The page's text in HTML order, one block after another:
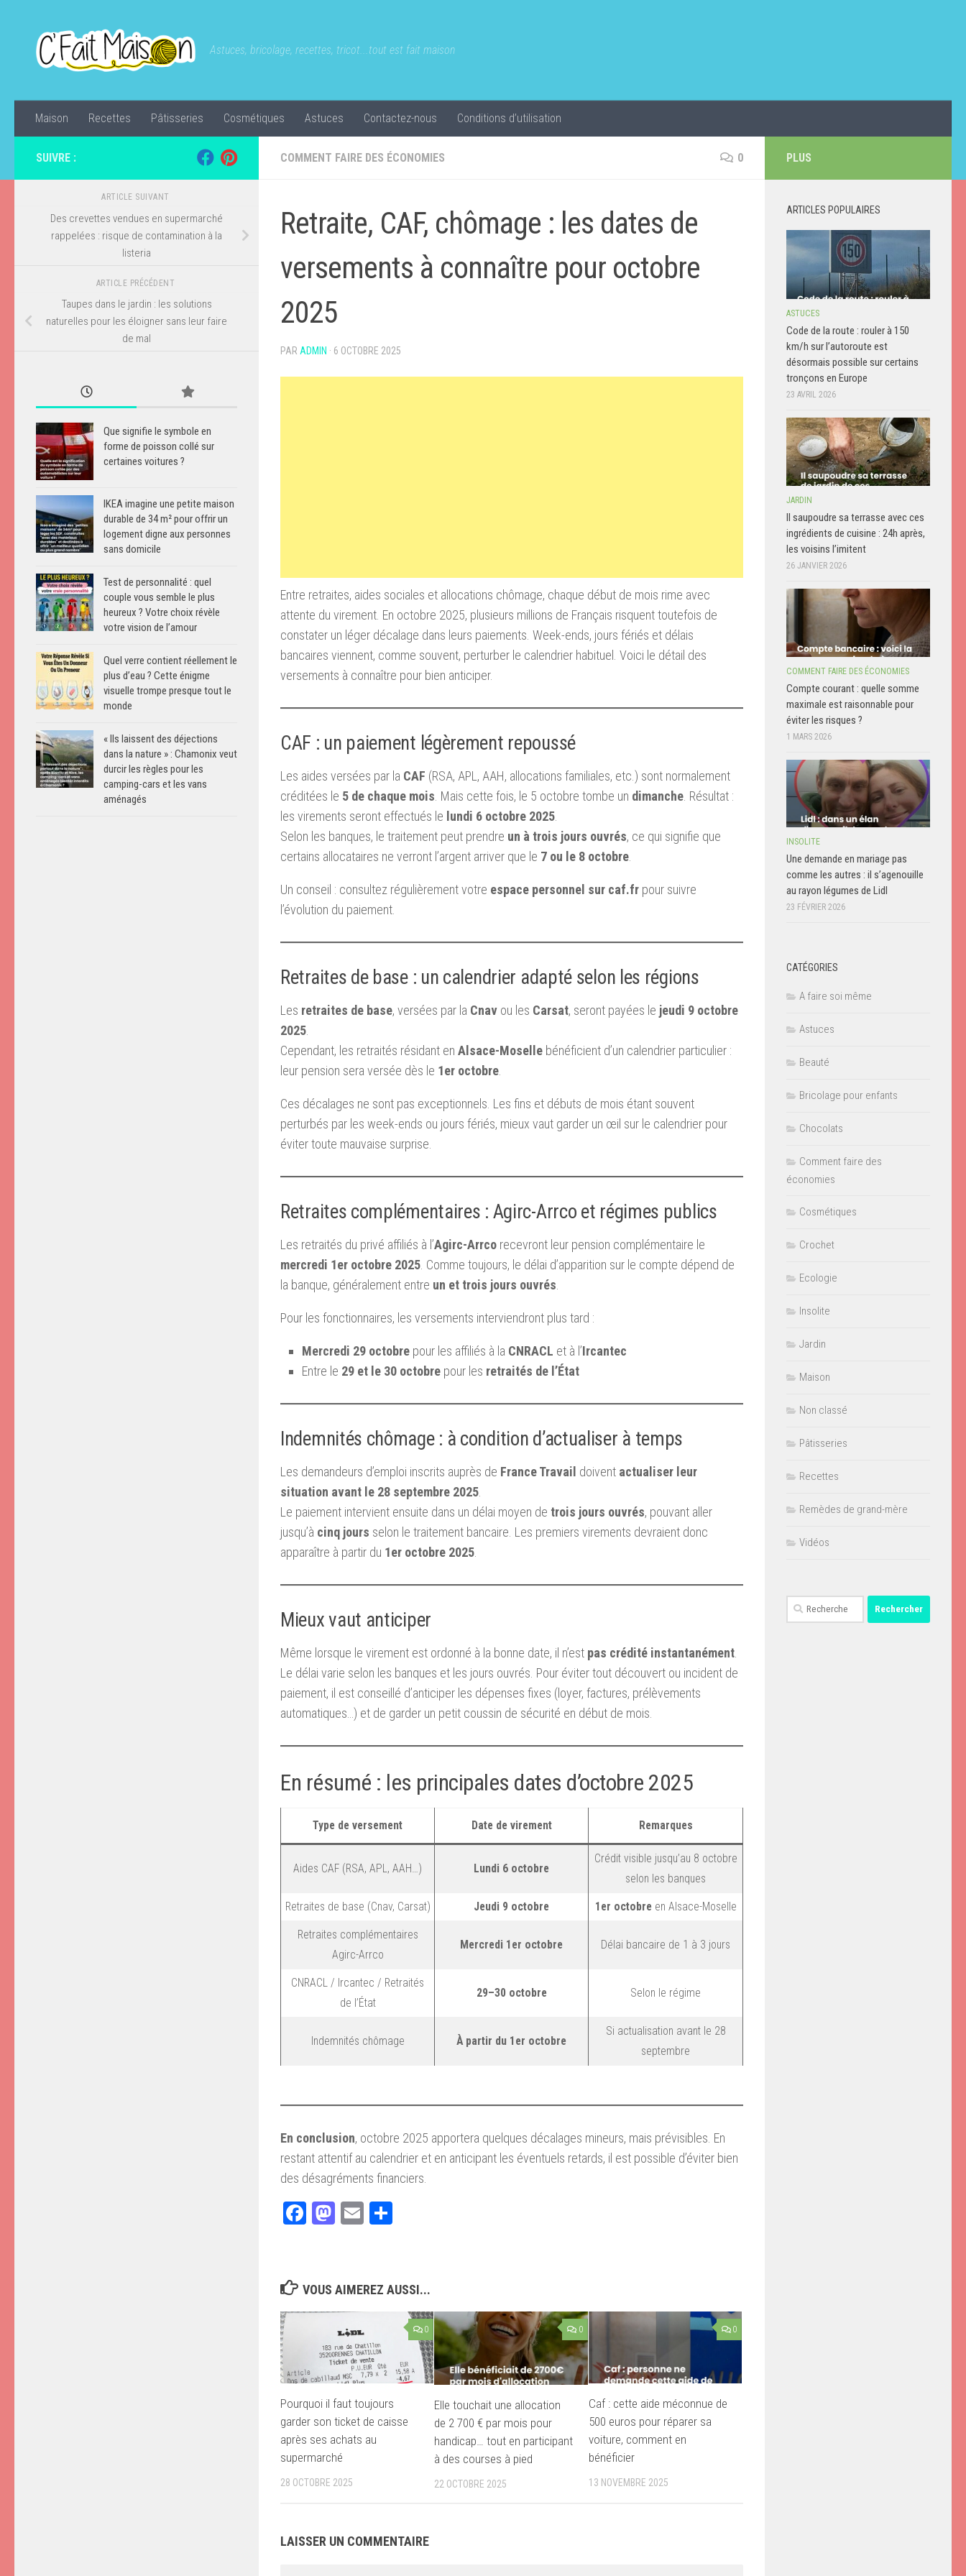
Astuces, bricolage, recettes, tricot...tout est fait maison
Maison Recettes Pâtisseries Cosmétiques Astuces Contactez-nous Conditions d’utilisation
COMMENT FAIRE DES ÉCONOMIES 0
Retraite, CAF, chômage : les dates de
versements à connaître pour octobre
2025
PAR ADMIN · 6 OCTOBRE 2025
Entre retraites, aides sociales et allocations chômage, chaque début de mois rime avec
attente du virement. En octobre 2025, plusieurs millions de Français risquent toutefois de
constater un léger décalage dans leurs paiements. Week-ends, jours fériés et délais
bancaires viennent, comme souvent, perturber le calendrier habituel. Voici le détail des
versements à connaître pour bien anticiper.
CAF : un paiement légèrement repoussé
Les aides versées par la CAF (RSA, APL, AAH, allocations familiales, etc.) sont normalement
créditées le 5 de chaque mois . Mais cette fois, le 5 octobre tombe un dimanche . Résultat :
les virements seront effectués le lundi 6 octobre 2025
Selon les banques, le traitement peut prendre un à trois jours ouvrés, ce qui signifie que
certains allocataires ne verront l’argent arriver que le 7 ou le 8 octobre
Un conseil : consultez régulièrement votre espace personnel sur caf.fr pour suivre
l’évolution du paiement.
Retraites de base : un calendrier adapté selon les régions
Les retraites de base, versées par la Cnav ou les Carsat, seront payées le jeudi 9 octobre
2025
Cependant, les retraités résidant en Alsace-Moselle bénéficient d’un calendrier particulier :
leur pension sera versée dès le 1er octobre
Ces décalages ne sont pas exceptionnels. Les fins et débuts de mois étant souvent
perturbés par les week-ends ou jours fériés, mieux vaut garder un œil sur le calendrier pour
éviter toute mauvaise surprise.
Retraites complémentaires : Agirc-Arrco et régimes publics
Les retraités du privé affiliés à l’Agirc-Arrco recevront leur pension complémentaire le
mercredi 1er octobre 2025 . Comme toujours, le délai d’apparition sur le compte dépend de
la banque, généralement entre un et trois jours ouvrés
Pour les fonctionnaires, les versements interviendront plus tard :
Mercredi 29 octobre pour les affiliés à la CNRACL et à l’Ircantec
Entre le 29 et le 30 octobre pour les retraités de l’État
Indemnités chômage : à condition d’actualiser à temps
Les demandeurs d’emploi inscrits auprès de France Travail doivent actualiser leur
situation avant le 28 septembre 2025
Le paiement intervient ensuite dans un délai moyen de trois jours ouvrés, pouvant aller
jusqu’à cinq jours selon le traitement bancaire. Les premiers virements devraient donc
apparaître à partir du 1er octobre 2025
Mieux vaut anticiper
Même lorsque le virement est ordonné à la bonne date, il n’est pas crédité instantanément
Le délai varie selon les banques et les jours ouvrés. Pour éviter tout découvert ou incident de
paiement, il est conseillé d’anticiper les dépenses fixes (loyer, factures, prélèvements
automatiques…) et de garder un petit coussin de sécurité en début de mois.
En résumé : les principales dates d’octobre 2025
Type de versement Date de virement Remarques
Aides CAF (RSA, APL, AAH…) Lundi 6 octobre
Crédit visible jusqu’au 8 octobre
selon les banques
Retraites de base (Cnav, Carsat) Jeudi 9 octobre 1er octobreen Alsace-Moselle
Retraites complémentaires
Agirc-Arrco
Mercredi 1er octobre Délai bancaire de 1 à 3 jours
CNRACL / Ircantec / Retraités
de l’État
29–30 octobre Selon le régime
Indemnités chômage À partir du 1er octobre
Si actualisation avant le 28
septembre
En conclusion, octobre 2025 apportera quelques décalages mineurs, mais prévisibles. En
restant attentif au calendrier et en anticipant les éventuels retards, il est possible d’éviter bien
des désagréments financiers.
Facebook
Mastodon
Email
VOUS AIMEREZ AUSSI...
0
Pourquoi il faut toujours
garder son ticket de caisse
après ses achats au
supermarché
28 OCTOBRE 2025
0
Elle touchait une allocation
de 2 700 € par mois pour
handicap… tout en participant
à des courses à pied
22 OCTOBRE 2025
0
Caf : cette aide méconnue de
500 euros pour réparer sa
voiture, comment en
bénéficier
13 NOVEMBRE 2025
LAISSER UN COMMENTAIRE
SUIVRE :
ARTICLE SUIVANT
Des crevettes vendues en supermarché
rappelées : risque de contamination à la
listeria
ARTICLE PRÉCÉDENT
Taupes dans le jardin : les solutions
naturelles pour les éloigner sans leur faire
de mal
Que signifie le symbole en
forme de poisson collé sur
certaines voitures ?
IKEA imagine une petite maison
durable de 34 m² pour offrir un
logement digne aux personnes
sans domicile
Test de personnalité : quel
couple vous semble le plus
heureux ? Votre choix révèle
votre vision de l’amour
Quel verre contient réellement le
plus d’eau ? Cette énigme
visuelle trompe presque tout le
monde
« Ils laissent des déjections
dans la nature » : Chamonix veut
durcir les règles pour les
camping-cars et les vans
aménagés
PLUS
ARTICLES POPULAIRES
ASTUCES
Code de la route : rouler à 150
km/h sur l’autoroute est
désormais possible sur certains
tronçons en Europe
23 AVRIL 2026
JARDIN
Il saupoudre sa terrasse avec ces
ingrédients de cuisine : 24h après,
les voisins l’imitent
26 JANVIER 2026
COMMENT FAIRE DES ÉCONOMIES
Compte courant : quelle somme
maximale est raisonnable pour
éviter les risques ?
1 MARS 2026
INSOLITE
Une demande en mariage pas
comme les autres : il s’agenouille
au rayon légumes de Lidl
23 FÉVRIER 2026
CATÉGORIES
A faire soi même
Astuces
Beauté
Bricolage pour enfants
Chocolats
Comment faire des
économies
Cosmétiques
Crochet
Ecologie
Insolite
Jardin
Maison
Non classé
Pâtisseries
Recettes
Remèdes de grand-mère
Vidéos
Rechercher :